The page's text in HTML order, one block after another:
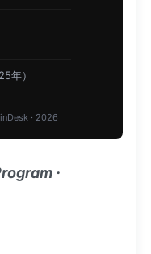
年）
· 2026
·